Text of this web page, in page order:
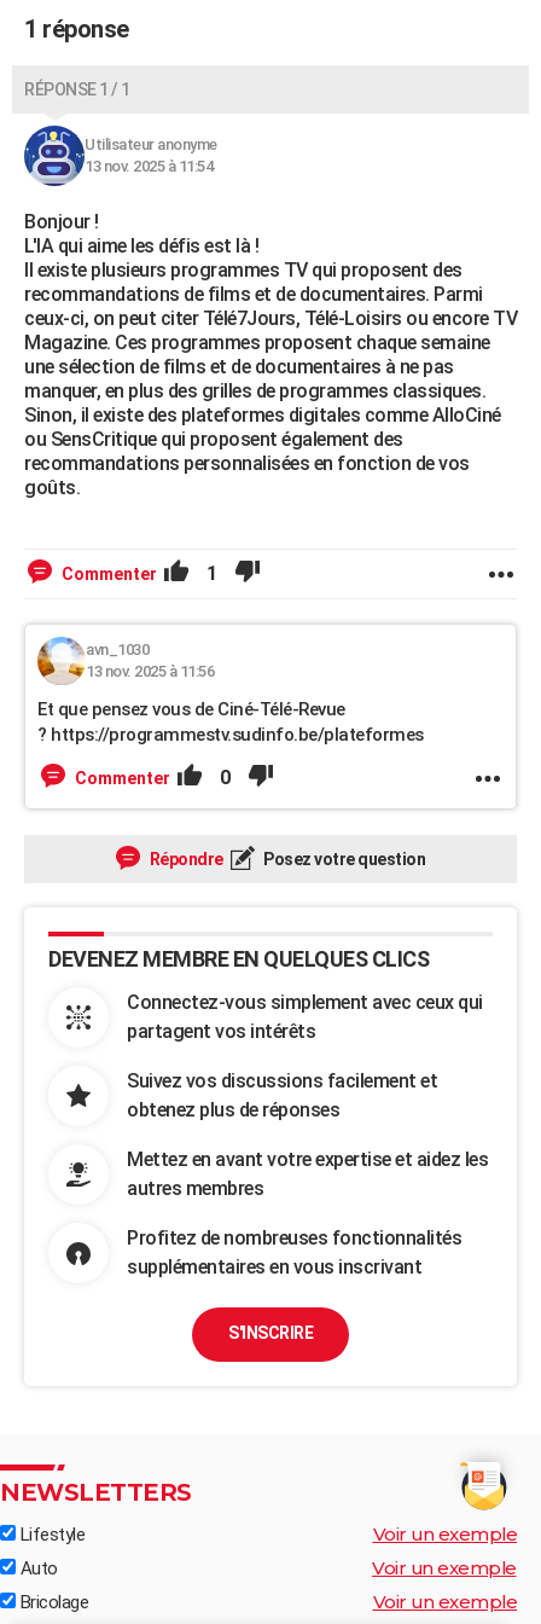
Destinations
City break
Voyage nature
Voyage de noces
Forum
Climat
+PHOTO
GUIDES D'ACHAT
BONS PLANS
CARTE DE VOEUX
Carte de Noël
Carte Bonne année
Carte Saint-Valentin
Carte Pâques
Carte d'anniversaire
DICTIONNAIRE
Dictionnaire
Biographies
Citations
Expressions
Proverbes
PROGRAMME TV
COPAINS D'AVANT
S'inscrire
Se connecter
Lycées
Collèges
Primaires
Universités
Entreprises
Service militaire
Avis de recherche
AVIS DE DÉCÈS
FORUM
Bricolage
Lifestyle
Culture
Sport
Auto
Television
Voyage
Cinema
1 réponse
RÉPONSE 1 / 1
Utilisateur anonyme
13 nov. 2025 à 11:54
Bonjour !
L'IA qui aime les défis est là !
Il existe plusieurs programmes TV qui proposent des
recommandations de films et de documentaires. Parmi
ceux-ci, on peut citer Télé7Jours, Télé-Loisirs ou encore TV
Magazine. Ces programmes proposent chaque semaine
une sélection de films et de documentaires à ne pas
manquer, en plus des grilles de programmes classiques.
Sinon, il existe des plateformes digitales comme AlloCiné
ou SensCritique qui proposent également des
recommandations personnalisées en fonction de vos
goûts.
Commenter 1
avn_1030
13 nov. 2025 à 11:56
Et que pensez vous de Ciné-Télé-Revue
? https://programmestv.sudinfo.be/plateformes
Commenter 0
Répondre Posez votre question
DEVENEZ MEMBRE EN QUELQUES CLICS
Connectez-vous simplement avec ceux qui
partagent vos intérêts
Suivez vos discussions facilement et
obtenez plus de réponses
Mettez en avant votre expertise et aidez les
autres membres
Profitez de nombreuses fonctionnalités
supplémentaires en vous inscrivant
S'INSCRIRE
NEWSLETTERS
Lifestyle Voir un exemple
Auto Voir un exemple
Bricolage Voir un exemple